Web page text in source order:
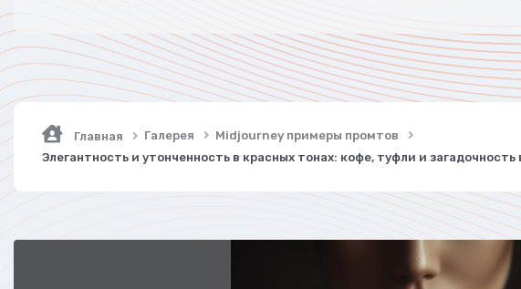
Главная Галерея
Midjourney примеры промтов
Элегантность и утонченность в красных тонах: кофе, туфли и